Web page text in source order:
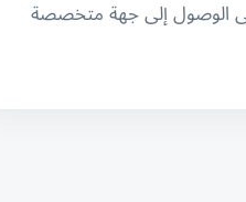
الوصول إلى جهة متخصصة